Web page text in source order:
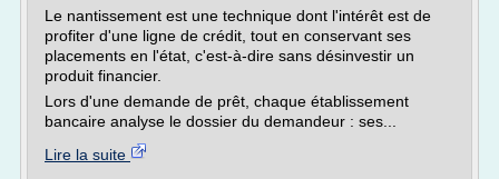
Le nantissement est une technique dont l'intérêt est de
profiter d'une ligne de crédit, tout en conservant ses
placements en l'état, c'est-à-dire sans désinvestir un
produit financier.
Lors d'une demande de prêt, chaque établissement
bancaire analyse le dossier du demandeur : ses...
Lire la suite